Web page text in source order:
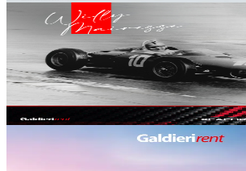
Willy Mairesse, l'interessante
#galdieri rent#motorsport
corse
3min
862